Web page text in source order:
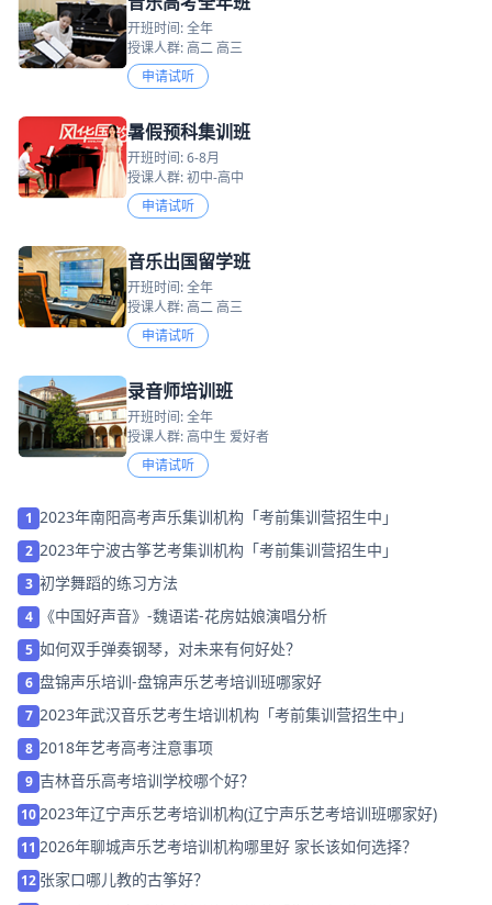
开班时间: 全年
授课人群: 高二 高三
申请试听
暑假预科集训班
开班时间: 6-8月
授课人群: 初中-高中
申请试听
音乐出国留学班
开班时间: 全年
授课人群: 高二 高三
申请试听
录音师培训班
开班时间: 全年
授课人群: 高中生 爱好者
申请试听
1 2023年南阳高考声乐集训机构「考前集训营招生中」
2 2023年宁波古筝艺考集训机构「考前集训营招生中」
3 初学舞蹈的练习方法
4 《中国好声音》-魏语诺-花房姑娘演唱分析
5 如何双手弹奏钢琴，对未来有何好处？
6 盘锦声乐培训-盘锦声乐艺考培训班哪家好
7 2023年武汉音乐艺考生培训机构「考前集训营招生中」
8 2018年艺考高考注意事项
9 吉林音乐高考培训学校哪个好？
10 2023年辽宁声乐艺考培训机构(辽宁声乐艺考培训班哪家好)
11 2026年聊城声乐艺考培训机构哪里好 家长该如何选择？
12 张家口哪儿教的古筝好？